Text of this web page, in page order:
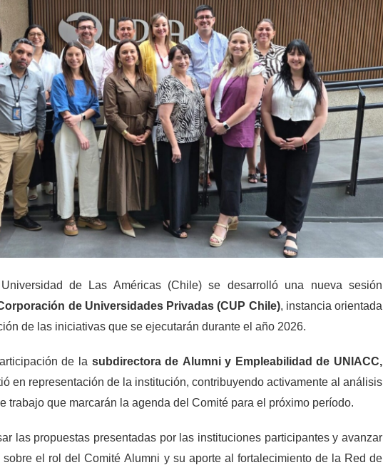
de Las Américas (Chile) se desarrolló una nueva sesión
de Universidades Privadas (CUP Chile), instancia orientada
de las iniciativas que se ejecutarán durante el año 2026.
de la subdirectora de Alumni y Empleabilidad de UNIACC,
en representación de la institución, contribuyendo activamente al análisis
trabajo que marcarán la agenda del Comité para el próximo período.
las propuestas presentadas por las instituciones participantes y avanzar
el rol del Comité Alumni y su aporte al fortalecimiento de la Red de